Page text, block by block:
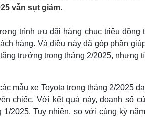
thể thao
- Điện ảnh
Giải trí
Nghệ sĩ
vẫn sụt giảm.
trình ưu đãi hàng chục triệu đồng
hàng. Và điều này đã góp phần
trưởng trong tháng 2/2025, nhưng
mẫu xe Toyota trong tháng 2/2025
chiếc. Với kết quả này, doanh số
2025. Tuy nhiên, so với cùng kỳ